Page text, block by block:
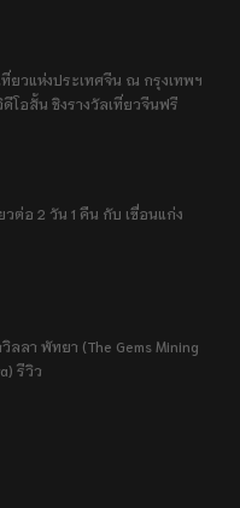
ยวแห่งประเทศจีน ณ กรุงเทพฯ
โอสั้น ชิงรางวัลเที่ยวจีนฟรี
ต่อ 2 วัน 1 คืน กับ เขื่อนแก่ง
ลลา พัทยา (The Gems Mining
รีวิว